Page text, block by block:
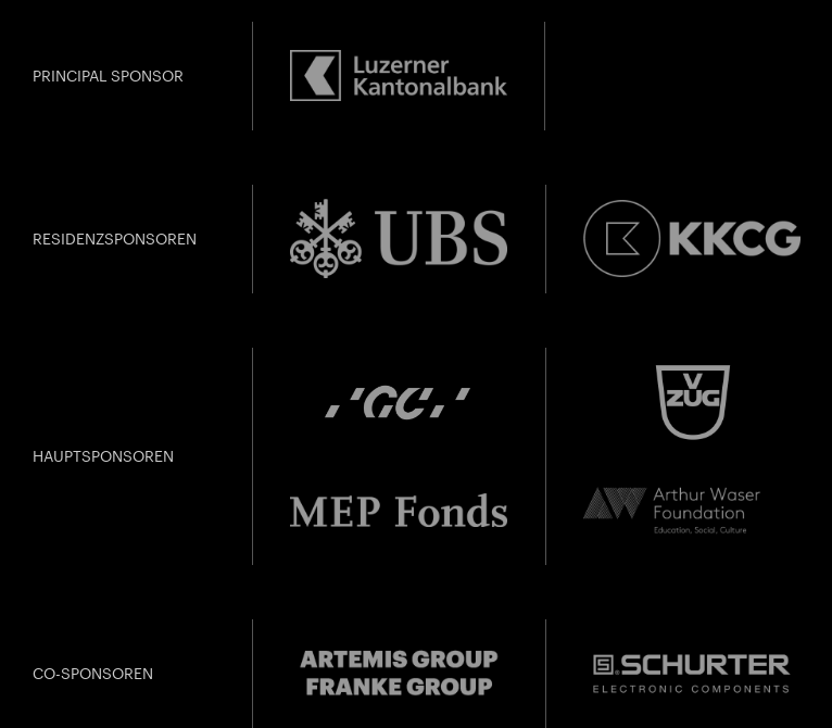
PRINCIPAL SPONSOR
RESIDENZSPONSOREN
HAUPTSPONSOREN
CO-SPONSOREN